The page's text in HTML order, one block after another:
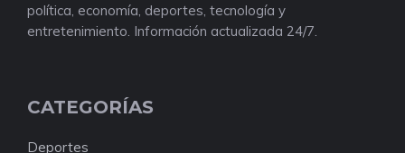
política, economía, deportes, tecnología y
entretenimiento. Información actualizada 24/7.
CATEGORÍAS
Deportes